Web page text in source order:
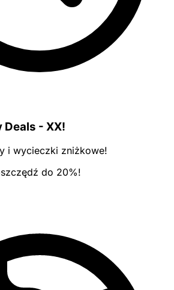
- XX!
i wycieczki zniżkowe!
do 20%!